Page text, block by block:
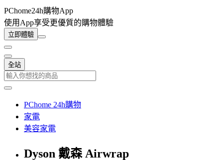
PChome24h購物App
使用App享受更優質的購物體驗
立即體驗
全站
PChome 24h購物
家電
美容家電
Dyson 戴森 Airwrap